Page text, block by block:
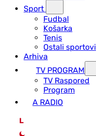
Sport
Fudbal
Košarka
Tenis
Ostali sportovi
Arhiva
TV PROGRAM
ТV Raspored
Program
A RADIO
L